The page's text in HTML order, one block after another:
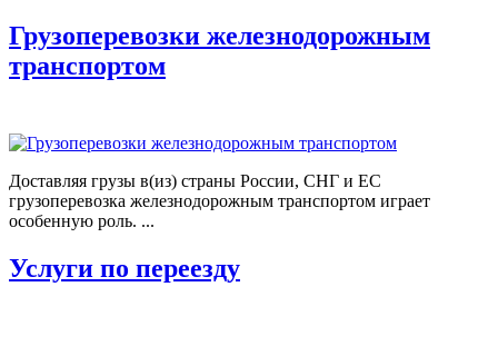
Грузоперевозки железнодорожным
транспортом
Доставляя грузы в(из) страны России, СНГ и ЕС
грузоперевозка железнодорожным транспортом играет
особенную роль. ...
Услуги по переезду